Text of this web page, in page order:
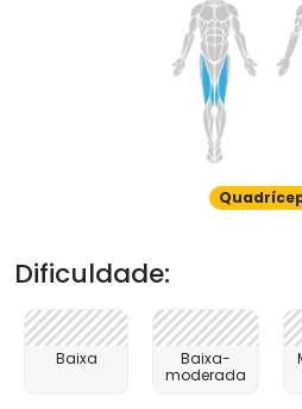
Dificuldade:
Baixa
Baixa-
moderada